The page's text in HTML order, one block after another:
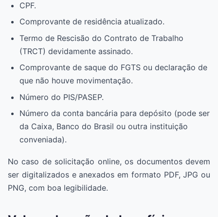
CPF.
Comprovante de residência atualizado.
Termo de Rescisão do Contrato de Trabalho
(TRCT) devidamente assinado.
Comprovante de saque do FGTS ou declaração de
que não houve movimentação.
Número do PIS/PASEP.
Número da conta bancária para depósito (pode ser
da Caixa, Banco do Brasil ou outra instituição
conveniada).
No caso de solicitação online, os documentos devem
ser digitalizados e anexados em formato PDF, JPG ou
PNG, com boa legibilidade.